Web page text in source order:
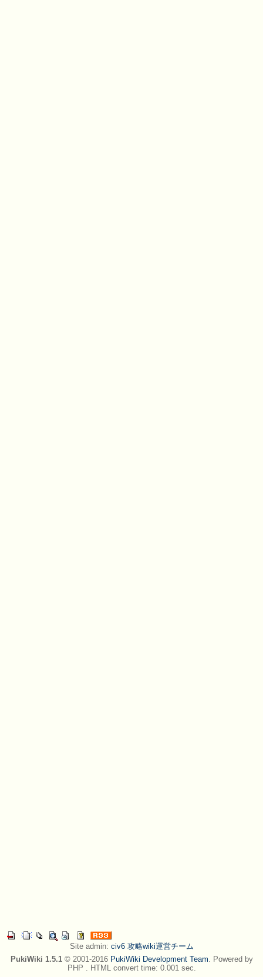
Site admin: civ6 攻略wiki運営チーム
PukiWiki 1.5.1© 2001-2016 PukiWiki Development Team. Powered by
PHP . HTML convert time: 0.001 sec.